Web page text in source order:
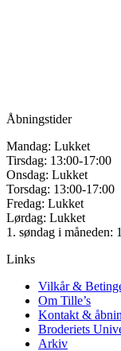
Åbningstider
Mandag: Lukket
Tirsdag: 13:00-17:00
Onsdag: Lukket
Torsdag: 13:00-17:00
Fredag: Lukket
Lørdag: Lukket
1. søndag i måneden:
Links
Vilkår &
Om Tille’s
Kontakt &
Broderiets
Arkiv